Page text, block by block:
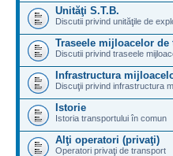
Unităţi S.T.B.
Discutii privind unităţile de
Traseele mijloacelor
Discutii privind traseele
Infrastructura
Discuţii privind infrastructura
Istorie
Istoria transportului în comun
Alţi operatori (privaţi)
Operatori privaţi de transport